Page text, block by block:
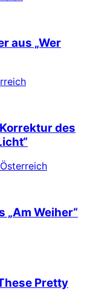
aus „Wer
des
„Am Weiher“
Pretty